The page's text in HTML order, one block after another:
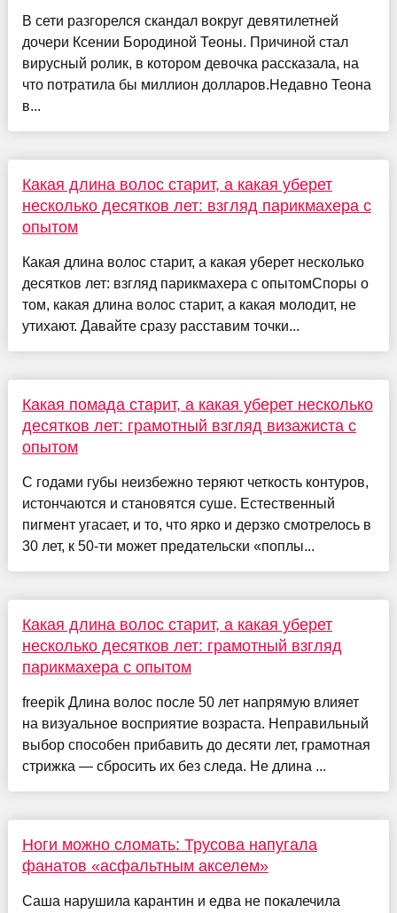
В сети разгорелся скандал вокруг девятилетней
дочери Ксении Бородиной Теоны. Причиной стал
вирусный ролик, в котором девочка рассказала, на
что потратила бы миллион долларов.Недавно Теона
в...
Какая длина волос старит, а какая уберет
несколько десятков лет: взгляд парикмахера с
опытом
Какая длина волос старит, а какая уберет несколько
десятков лет: взгляд парикмахера с опытомСпоры о
том, какая длина волос старит, а какая молодит, не
утихают. Давайте сразу расставим точки...
Какая помада старит, а какая уберет несколько
десятков лет: грамотный взгляд визажиста с
опытом
С годами губы неизбежно теряют четкость контуров,
истончаются и становятся суше. Естественный
пигмент угасает, и то, что ярко и дерзко смотрелось в
30 лет, к 50-ти может предательски «поплы...
Какая длина волос старит, а какая уберет
несколько десятков лет: грамотный взгляд
парикмахера с опытом
freepik Длина волос после 50 лет напрямую влияет
на визуальное восприятие возраста. Неправильный
выбор способен прибавить до десяти лет, грамотная
стрижка — сбросить их без следа. Не длина ...
Ноги можно сломать: Трусова напугала
фанатов «асфальтным акселем»
Саша нарушила карантин и едва не покалечила